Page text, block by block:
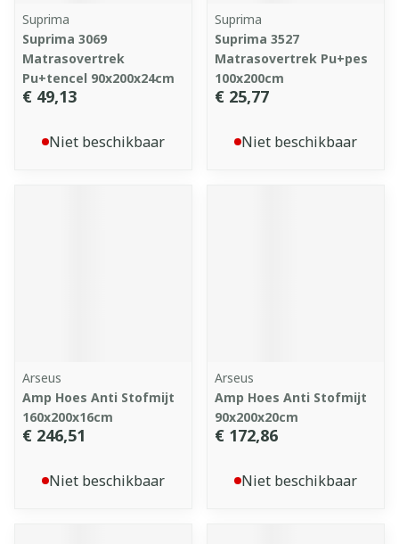
Suprima
Suprima 3069
Matrasovertrek
Pu+tencel 90x200x24cm
€ 49,13
Niet beschikbaar
Suprima
Suprima 3527
Matrasovertrek Pu+pes
100x200cm
€ 25,77
Niet beschikbaar
Arseus
Amp Hoes Anti Stofmijt
160x200x16cm
€ 246,51
Niet beschikbaar
Arseus
Amp Hoes Anti Stofmijt
90x200x20cm
€ 172,86
Niet beschikbaar